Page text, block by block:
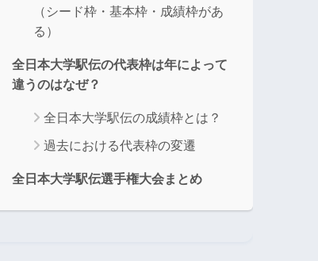
（シード枠・基本枠・成績枠があ
る）
全日本大学駅伝の代表枠は年によって
違うのはなぜ？
全日本大学駅伝の成績枠とは？
過去における代表枠の変遷
全日本大学駅伝選手権大会まとめ